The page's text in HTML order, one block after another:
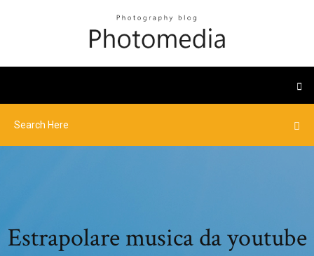
Estrapolare musica da youtube